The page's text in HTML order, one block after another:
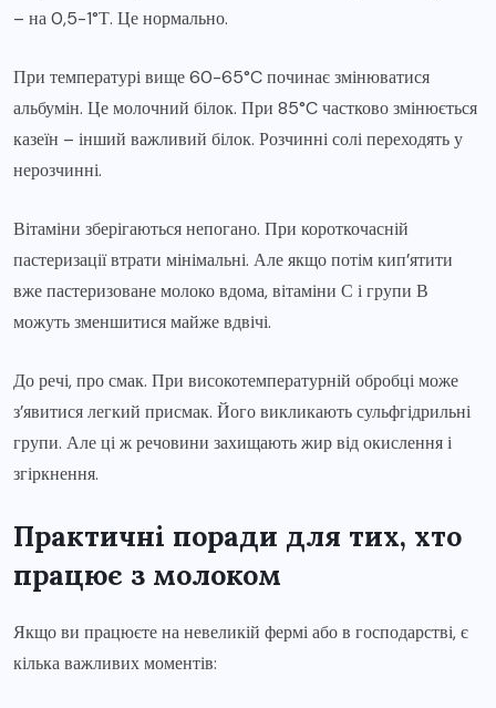
– на 0,5-1°Т. Це нормально.
При температурі вище 60-65°C починає змінюватися
альбумін. Це молочний білок. При 85°C частково змінюється
казеїн – інший важливий білок. Розчинні солі переходять у
нерозчинні.
Вітаміни зберігаються непогано. При короткочасній
пастеризації втрати мінімальні. Але якщо потім кип’ятити
вже пастеризоване молоко вдома, вітаміни С і групи В
можуть зменшитися майже вдвічі.
До речі, про смак. При високотемпературній обробці може
з’явитися легкий присмак. Його викликають сульфгідрильні
групи. Але ці ж речовини захищають жир від окислення і
згіркнення.
Практичні поради для тих, хто
працює з молоком
Якщо ви працюєте на невеликій фермі або в господарстві, є
кілька важливих моментів: